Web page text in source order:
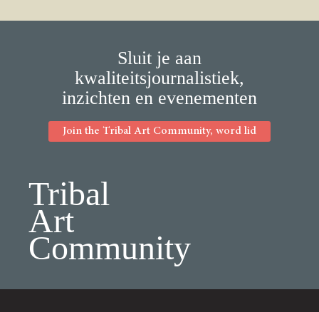
Sluit je aan
kwaliteitsjournalistiek,
inzichten en evenementen
Join the Tribal Art Community, word lid
Tribal
Art
Community